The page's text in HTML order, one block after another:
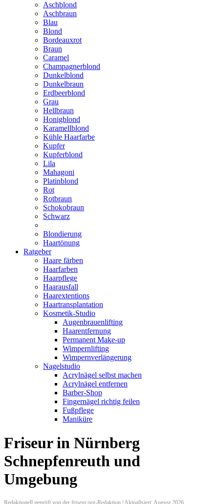
Aschblond
Aschbraun
Blau
Blond
Bordeauxrot
Braun
Caramel
Champagnerblond
Dunkelblond
Dunkelbraun
Erdbeerblond
Grau
Hellbraun
Honigblond
Karamellblond
Kühle Haarfarbe
Kupfer
Kupferblond
Lila
Mahagoni
Platinblond
Rot
Rotbraun
Schokobraun
Schwarz
Blondierung
Haartönung
Ratgeber
Haare färben
Haarfarben
Haarpflege
Haarausfall
Haarextentions
Haartransplantation
Kosmetik-Studio
Augenbrauenlifting
Haarentfernung
Permanent Make-up
Wimpernlifting
Wimpernverlängerung
Nagelstudio
Acrylnägel selbst machen
Acrylnägel entfernen
Barber-Shop
Fingernägel richtig feilen
Fußpflege
Maniküre
Friseur in Nürnberg
Schnepfenreuth und
Umgebung
Redaktionell geprüft von der friseur.org-Redaktion | Aktualisiert: August 2026